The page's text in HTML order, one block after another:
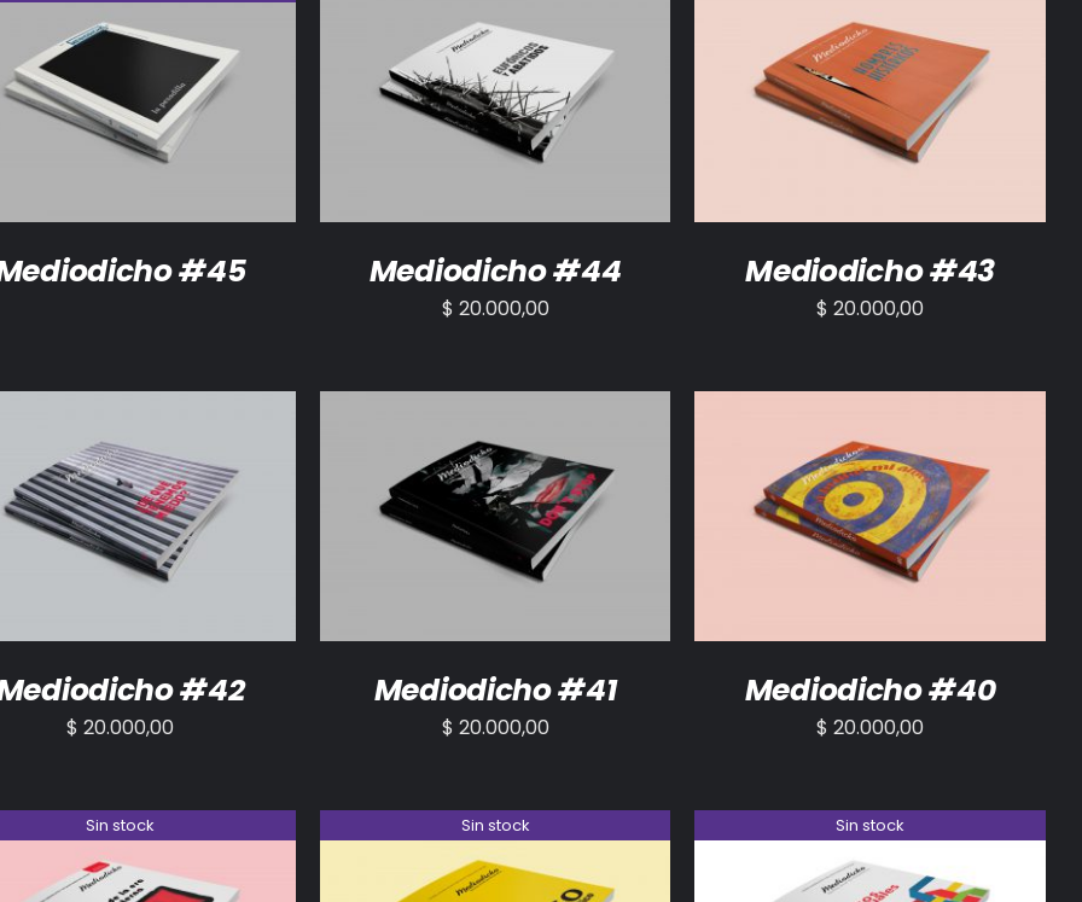
DETALLES
#45
AÑADIR AL CARRITO / DETALLES
Mediodicho #44
$ 20.000,00
AÑADIR AL CARRITO DETALLES
Mediodicho #43
$ 20.000,00
AL CARRITO / DETALLES
#42
$ 20.000,00
AÑADIR AL CARRITO / DETALLES
Mediodicho #41
$ 20.000,00
AÑADIR AL CARRITO / DETALLES
Mediodicho #40
$ 20.000,00
Sin stock Sin stock Sin stock